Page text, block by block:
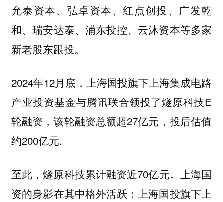
允泰资本、弘卓资本、红点创投、广发乾
和、瑞安达泰、浦东投控、云沐资本等多家
新老股东跟投。
2024年12月底，上海国投旗下上海集成电路
产业投资基金与腾讯联合领投了燧原科技E
轮融资，该轮融资总额超27亿元，投后估值
约200亿元.
至此，燧原科技累计融资近70亿元。上海国
资的身影在其中格外活跃：上海国投旗下上